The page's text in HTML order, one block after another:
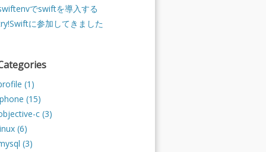
でswiftを導入する
に参加してきました
(1)
(15)
c (3)
(6)
(3)